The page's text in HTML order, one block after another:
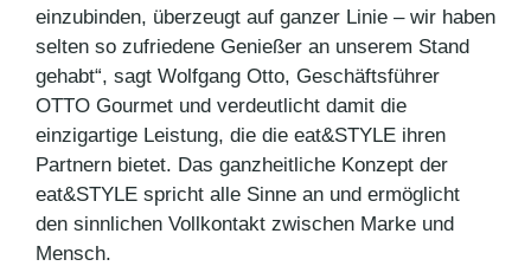
einzubinden, überzeugt auf ganzer Linie – wir haben
selten so zufriedene Genießer an unserem Stand
gehabt“, sagt Wolfgang Otto, Geschäftsführer
OTTO Gourmet und verdeutlicht damit die
einzigartige Leistung, die die eat&STYLE ihren
Partnern bietet. Das ganzheitliche Konzept der
eat&STYLE spricht alle Sinne an und ermöglicht
den sinnlichen Vollkontakt zwischen Marke und
Mensch.